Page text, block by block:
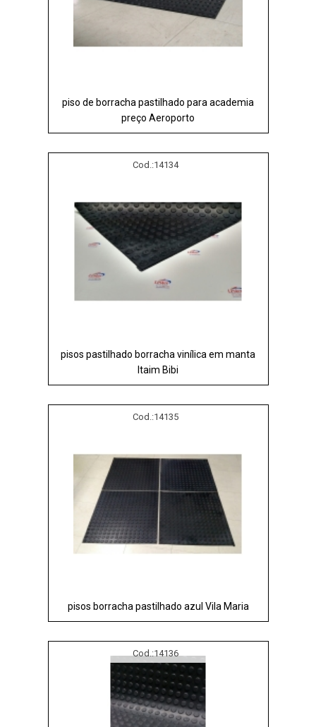
piso de borracha pastilhado para academia
preço Aeroporto
Cod.:14134
pisos pastilhado borracha vinílica em manta
Itaim Bibi
Cod.:14135
pisos borracha pastilhado azul Vila Maria
Cod.:14136